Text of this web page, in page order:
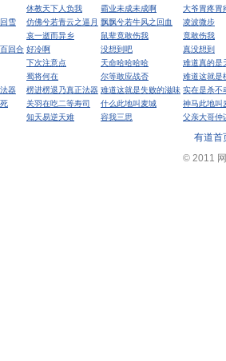
休教天下人负我 霸业未成未成啊
大爷胃疼胃
雪 仿佛兮若青云之逼月 飘飘兮若牛风之回血
凌波微步
哀一逝而异乡 鼠辈竟敢伤我
竟敢伤我
回合 好冷啊 没想到吧
真没想到
下次注意点 天命哈哈哈哈
难道真的是
蜀将何在 尔等敢应战否
难道这就是
器 楞进楞退乃真正法器 难道这就是失败的滋味 实在是杀不
关羽在吃二等寿司 什么此地叫麦城
神马此地叫
知天易逆天难 容我三思 父亲大哥仲
有道首
© 2011